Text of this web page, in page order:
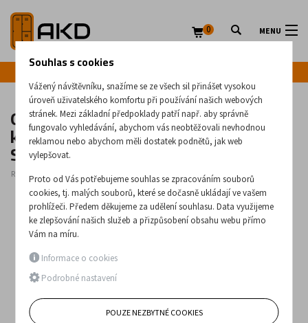
MENU
0
Osmizásuvková pětiřadá kovová
kartotéka formátu 130 x 72 mm -
Szk 324
Rozměry: 1285 x x 630
Souhlas s cookies
Vážený návštěvníku, snažíme se ze všech sil přinášet vysokou
úroveň uživatelského komfortu při používání našich webových
stránek. Mezi základní předpoklady patří např. aby správně
fungovalo vyhledávání, abychom vás neobtěžovali nevhodnou
reklamou nebo abychom měli dostatek podnětů, jak web
vylepšovat.
Proto od Vás potřebujeme souhlas se zpracováním souborů
cookies, tj. malých souborů, které se dočasně ukládají ve vašem
prohlížeči. Předem děkujeme za udělení souhlasu. Data využijeme
ke zlepšování našich služeb a přizpůsobení obsahu webu přímo
Vám na míru.
Informace o cookies
Podrobné nastavení
POUZE NEZBYTNÉ COOKIES